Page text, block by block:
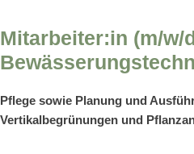
Mitarbeiter:in (m/w/
Pflege sowie Planung und
Vertikalbegrünungen und